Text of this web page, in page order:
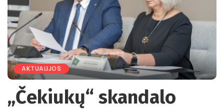
AKTUALIJOS
„Čekiukų“ skandalo